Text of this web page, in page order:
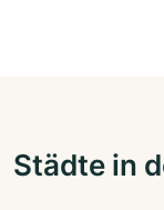
Städte in